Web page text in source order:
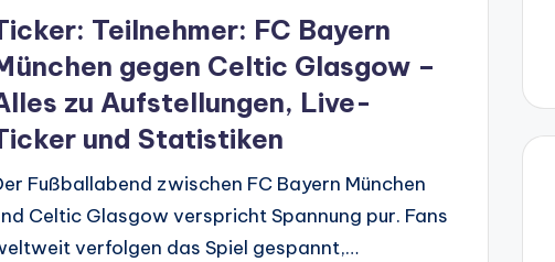
Teilnehmer: FC Bayern
gegen Celtic Glasgow –
zu Aufstellungen, Live-
und Statistiken
Fußballabend zwischen FC Bayern München
Celtic Glasgow verspricht Spannung pur. Fans
verfolgen das Spiel gespannt,…